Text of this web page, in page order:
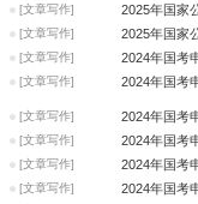
[文章写作]
[文章写作]
[文章写作]
[文章写作]
[文章写作]
[文章写作]
[文章写作]
[文章写作]